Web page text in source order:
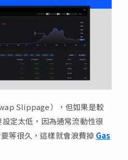
Slippage），但如果是較
定太低，因為通常流動性很
等很久，這樣就會浪費掉 Gas